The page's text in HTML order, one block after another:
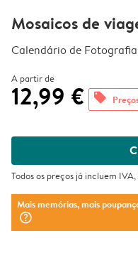
Mosaicos de
Calendário de
A partir de
12,99 € offers
Todos os preços já incluem
Mais memórias, mais
question_mark_circle